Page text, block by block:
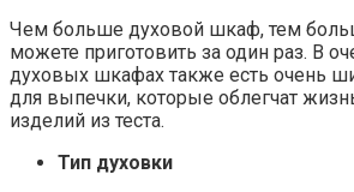
Чем больше духовой шкаф, тем
можете приготовить за один раз. В
духовых шкафах также есть очень
для выпечки, которые облегчат
изделий из теста.
Тип духовки